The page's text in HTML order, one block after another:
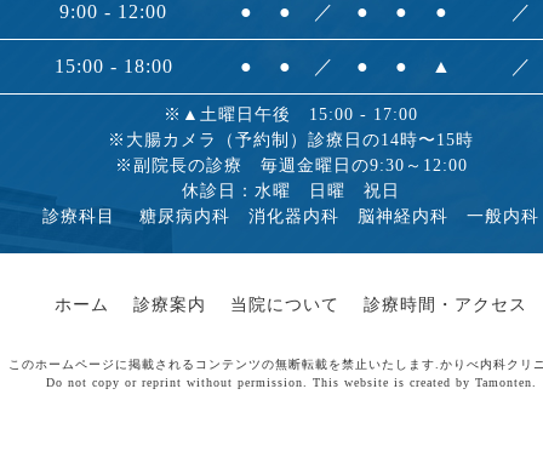
9:00 - 12:00 ● ● ／ ● ● ● ／
15:00 - 18:00 ● ● ／ ● ● ▲ ／
※▲土曜日午後 15:00 - 17:00
※大腸カメラ（予約制）診療日の14時〜15時
※副院長の診療 毎週金曜日の9:30～12:00
休診日：水曜 日曜 祝日
診療科目 糖尿病内科 消化器内科 脳神経内科 一般内科
ホーム 診療案内 当院について 診療時間・アクセス
このホームページに掲載されるコンテンツの無断転載を禁止いたします.かりべ内科クリ
Do not copy or reprint without permission. This website is created by Tamonten.